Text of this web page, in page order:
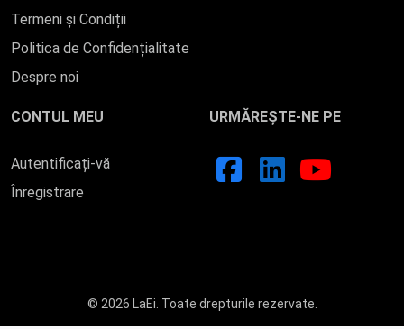
Termeni și Condiții
Politica de Confidențialitate
Despre noi
CONTUL MEU
Autentificați-vă
Înregistrare
URMĂREȘTE-NE PE
© 2026 LaEi. Toate drepturile rezervate.